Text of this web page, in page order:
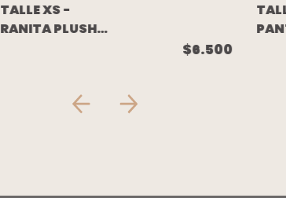
TALLE XS -
RANITA PLUSH
$6.500